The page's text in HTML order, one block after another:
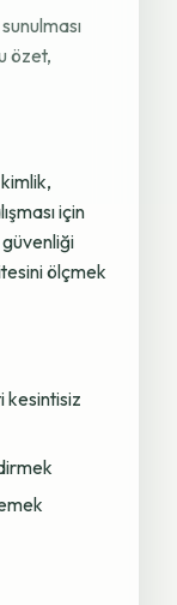
özet,
için
ölçmek
kesintisiz